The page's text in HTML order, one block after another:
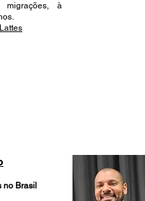
migrações, à
Lattes
no Brasil